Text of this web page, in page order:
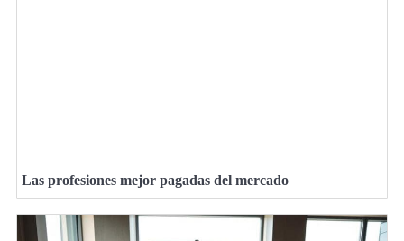
Las profesiones mejor pagadas del mercado